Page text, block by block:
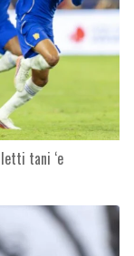
tani ‘e